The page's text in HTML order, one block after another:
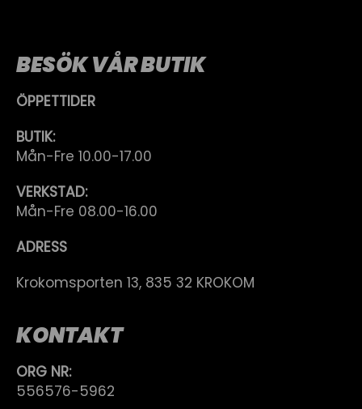
BESÖK VÅR BUTIK
ÖPPETTIDER
BUTIK:
Mån-Fre 10.00-17.00
VERKSTAD:
Mån-Fre 08.00-16.00
ADRESS
Krokomsporten 13, 835 32 KROKOM
KONTAKT
ORG NR:
556576-5962